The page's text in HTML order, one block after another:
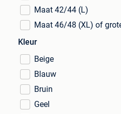
Maat 42/44 (L)
Maat 46/48 (XL) of
Kleur
Beige
Blauw
Bruin
Geel